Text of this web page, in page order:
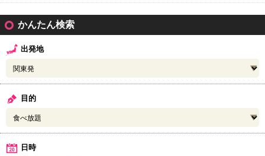
かんたん検索
出発地
目的
日時